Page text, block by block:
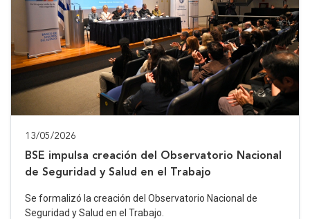
13/05/2026
BSE impulsa creación del Observatorio Nacional
de Seguridad y Salud en el Trabajo
Se formalizó la creación del Observatorio Nacional de
Seguridad y Salud en el Trabajo.